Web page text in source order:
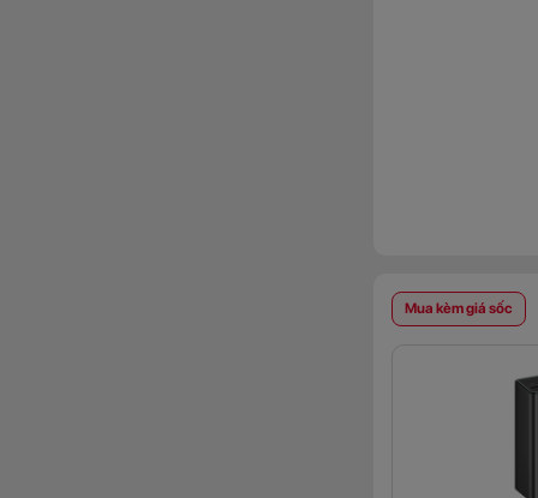
Mua kèm giá sốc